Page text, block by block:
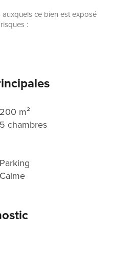
ce bien est exposé
:
200 m²
5 chambres
Parking
Calme